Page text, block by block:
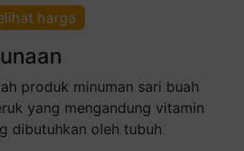
harga
produk minuman sari buah
yang mengandung vitamin
dibutuhkan oleh tubuh